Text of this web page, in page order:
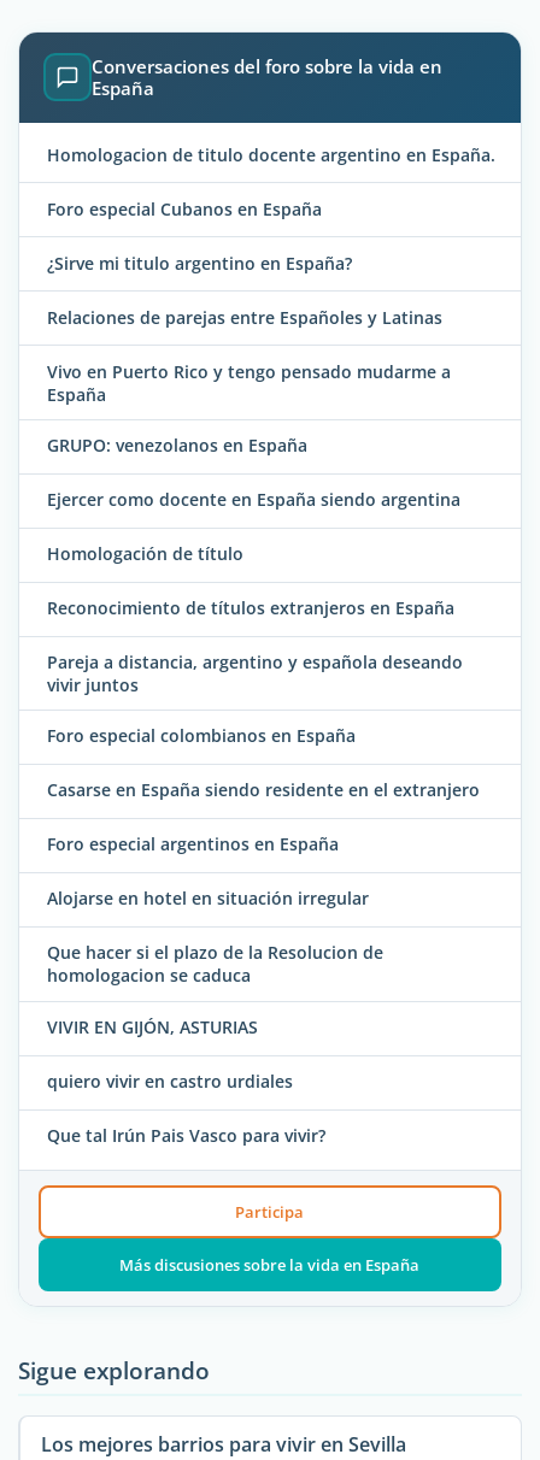
Conversaciones del foro sobre la vida en
España
Homologacion de titulo docente argentino en España.
Foro especial Cubanos en España
¿Sirve mi titulo argentino en España?
Relaciones de parejas entre Españoles y Latinas
Vivo en Puerto Rico y tengo pensado mudarme a
España
GRUPO: venezolanos en España
Ejercer como docente en España siendo argentina
Homologación de título
Reconocimiento de títulos extranjeros en España
Pareja a distancia, argentino y española deseando
vivir juntos
Foro especial colombianos en España
Casarse en España siendo residente en el extranjero
Foro especial argentinos en España
Alojarse en hotel en situación irregular
Que hacer si el plazo de la Resolucion de
homologacion se caduca
VIVIR EN GIJÓN, ASTURIAS
quiero vivir en castro urdiales
Que tal Irún Pais Vasco para vivir?
Participa
Más discusiones sobre la vida en España
Sigue explorando
Los mejores barrios para vivir en Sevilla